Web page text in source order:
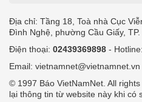
Địa chỉ: Tầng 18, Toà nhà Cục
Đình Nghệ, phường Cầu Giấy, TP.
Điện thoại: 02439369898 - Hotline:
Email: vietnamnet@vietnamnet.vn
© 1997 Báo VietNamNet. All
lại thông tin từ website này khi có